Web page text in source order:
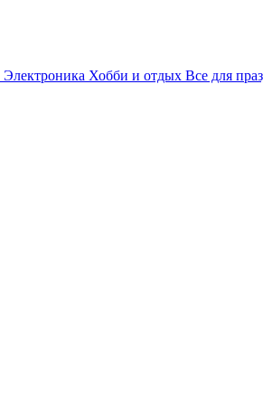
Электроника Хобби и отдых Все для